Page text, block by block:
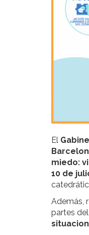
El
miedo:
10 de
Además,
partes